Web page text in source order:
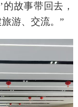
故事带回去，
游、交流。”